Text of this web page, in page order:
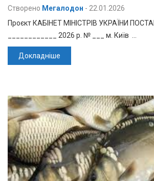
Створено Мегалодон - 22.01.2026
Проєкт КАБІНЕТ МІНІСТРІВ УКРАЇНИ
____________ 2026 р. № ___ м. Київ …
Докладніше